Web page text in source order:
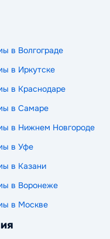
в Волгограде
в Иркутске
в Краснодаре
в Самаре
в Нижнем Новгороде
в Уфе
в Казани
в Воронеже
в Москве